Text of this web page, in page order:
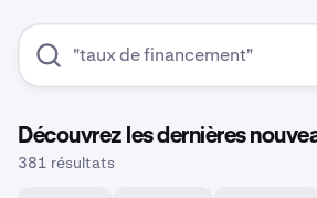
Découvrez les dernières
381 résultats